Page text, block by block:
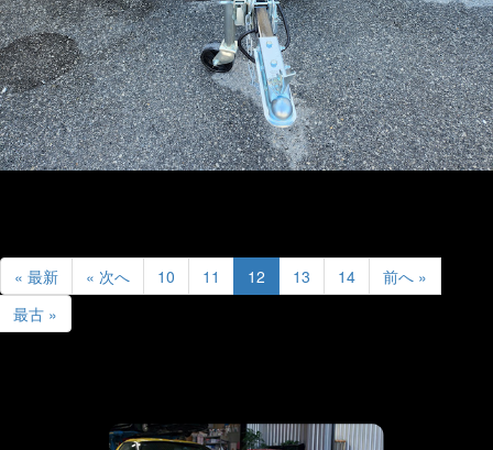
« 最新 « 次へ 10 11 12 13 14
前へ »
最古 »